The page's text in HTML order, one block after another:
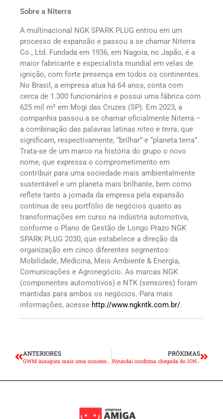
Sobre a Niterra
A multinacional NGK SPARK PLUG entrou em um
processo de expansão e passou a se chamar Niterra
Co., Ltd. Fundada em 1936, em Nagoia, no Japão, é a
maior fabricante e especialista mundial em velas de
ignição, com forte presença em todos os continentes.
No Brasil, a empresa atua há 64 anos, conta com
cerca de 1.300 funcionários e possui uma fábrica com
625 mil m² em Mogi das Cruzes (SP). Em 2023, a
companhia passou a se chamar oficialmente Niterra –
a combinação das palavras latinas niteo e terra, que
significam, respectivamente, “brilhar” e “planeta terra”.
Trata-se de um marco na história do grupo o novo
nome, que expressa o comprometimento em
contribuir para uma sociedade mais ambientalmente
sustentável e um planeta mais brilhante, bem como
reflete tanto a jornada da empresa pela expansão
contínua de seu portfólio de negócios quanto as
transformações em curso na indústria automotiva,
conforme o Plano de Gestão de Longo Prazo NGK
SPARK PLUG 2030, que estabelece a direção da
organização em cinco diferentes segmentos:
Mobilidade, Medicina, Meio Ambiente & Energia,
Comunicações e Agronegócio. As marcas NGK
(componentes automotivos) e NTK (sensores) foram
mantidas para ambos os negócios. Para mais
informações, acesse http://www.ngkntk.com.br/.
ANTERIORES
GWM inaugura mais uma concessionária no Estado de São Paulo
PRÓXIMAS
Hyundai confirma chegada do IONIQ 5 e Palisade neste ano ao Brasil